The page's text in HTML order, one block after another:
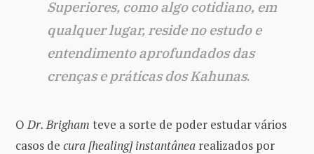
Superiores, como algo cotidiano, em
qualquer lugar, reside no estudo e
entendimento aprofundados das
crenças e práticas dos Kahunas.
ODr. Brigham teve a sorte de poder estudar vários
casos de cura [healing] instantânea realizados por